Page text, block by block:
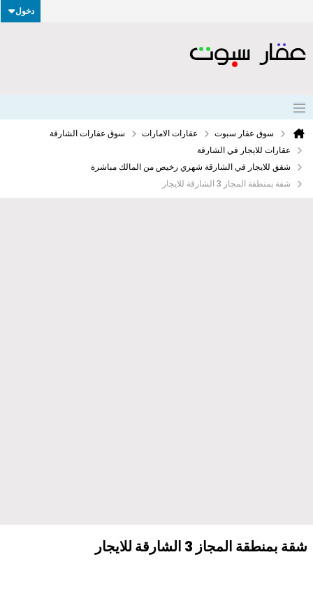
دخول
سوق عقار سبوت عقارات الامارات
سوق عقارات الشارقة
عقارات للايجار في الشارقة
شقق للايجار في الشارقة شهري رخيص من المالك مباشرة
شقة بمنطقة المجاز 3 الشارقة للايجار
شقة بمنطقة المجاز 3 الشارقة للايجار